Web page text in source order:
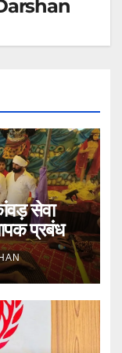
सेवा
प्रबंध